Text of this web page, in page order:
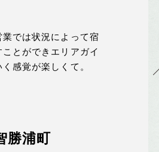
では状況によって宿
とができエリアガイ
感覚が楽しくて。
勝浦町